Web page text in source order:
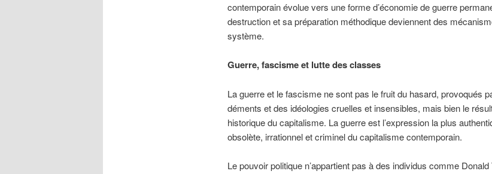
contemporain évolue vers une forme d’économie de guerre
destruction et sa préparation méthodique deviennent des
système.
Guerre, fascisme et lutte des classes
La guerre et le fascisme ne sont pas le fruit du hasard, provoqués
déments et des idéologies cruelles et insensibles, mais bien le
historique du capitalisme. La guerre est l’expression la plus
obsolète, irrationnel et criminel du capitalisme contemporain.
Le pouvoir politique n’appartient pas à des individus comme